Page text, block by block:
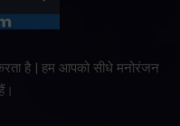
है | हम आपको सीधे मनोरंजन